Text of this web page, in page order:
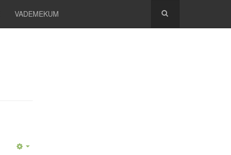
VADEMEKUM